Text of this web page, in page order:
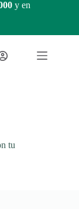
y en
tu